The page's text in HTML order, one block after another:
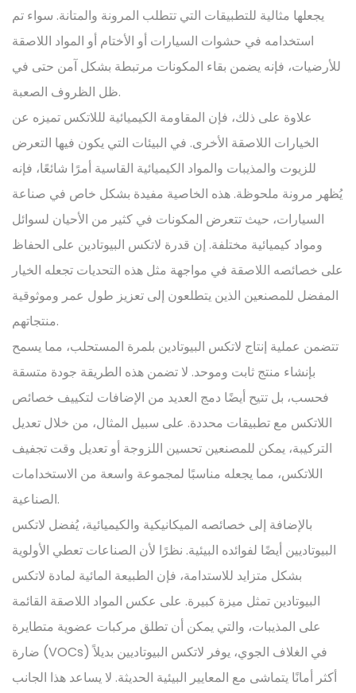
يجعلها مثالية للتطبيقات التي تتطلب المرونة والمتانة. سواء تم
استخدامه في حشوات السيارات أو الأختام أو المواد اللاصقة
للأرضيات، فإنه يضمن بقاء المكونات مرتبطة بشكل آمن حتى في
ظل الظروف الصعبة.
علاوة على ذلك، فإن المقاومة الكيميائية لللاتكس تميزه عن
الخيارات اللاصقة الأخرى. في البيئات التي يكون فيها التعرض
للزيوت والمذيبات والمواد الكيميائية القاسية أمرًا شائعًا، فإنه
يُظهر مرونة ملحوظة. هذه الخاصية مفيدة بشكل خاص في صناعة
السيارات، حيث تتعرض المكونات في كثير من الأحيان لسوائل
ومواد كيميائية مختلفة. إن قدرة لاتكس البيوتادين على الحفاظ
على خصائصه اللاصقة في مواجهة مثل هذه التحديات تجعله الخيار
المفضل للمصنعين الذين يتطلعون إلى تعزيز طول عمر وموثوقية
منتجاتهم.
تتضمن عملية إنتاج لاتكس البيوتادين بلمرة المستحلب، مما يسمح
بإنشاء منتج ثابت وموحد. لا تضمن هذه الطريقة جودة متسقة
فحسب، بل تتيح أيضًا دمج العديد من الإضافات لتكييف خصائص
اللاتكس مع تطبيقات محددة. على سبيل المثال، من خلال تعديل
التركيبة، يمكن للمصنعين تحسين اللزوجة أو تعديل وقت تجفيف
اللاتكس، مما يجعله مناسبًا لمجموعة واسعة من الاستخدامات
الصناعية.
بالإضافة إلى خصائصه الميكانيكية والكيميائية، يُفضل لاتكس
البيوتاديين أيضًا لفوائده البيئية. نظرًا لأن الصناعات تعطي الأولوية
بشكل متزايد للاستدامة، فإن الطبيعة المائية لمادة لاتكس
البيوتادين تمثل ميزة كبيرة. على عكس المواد اللاصقة القائمة
على المذيبات، والتي يمكن أن تطلق مركبات عضوية متطايرة
ضارة (VOCs) في الغلاف الجوي، يوفر لاتكس البيوتاديين بديلاً
أكثر أمانًا يتماشى مع المعايير البيئية الحديثة. لا يساعد هذا الجانب